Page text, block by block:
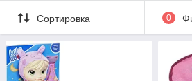
Сортировка 0